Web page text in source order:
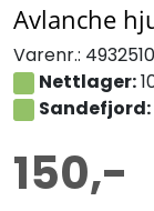
Avlanche
Varenr.:
Nettlager:
Sandefjord:
150,-